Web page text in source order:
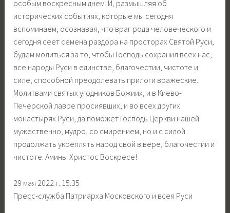
особым воскресным днем. И, размышляя об
исторических событиях, которые мы сегодня
вспоминаем, осознавая, что враг рода человеческого и
сегодня сеет семена раздора на просторах Святой Руси,
будем молиться за то, чтобы Господь сохранил всех нас,
все народы Руси в единстве, благочестии, чистоте и
силе, способной преодолевать прилоги вражеские.
Молитвами святых угодников Божиих, и в Киево-
Печерской лавре просиявших, и во всех других
монастырях Руси, да поможет Господь Церкви нашей
мужественно, мудро, со смирением, но и с силой
продолжать укреплять народ свой в вере, благочестии и
чистоте. Аминь. Христос Воскресе!
29 мая 2022 г. 15:35
Пресс-служба Патриарха Московского и всея Руси